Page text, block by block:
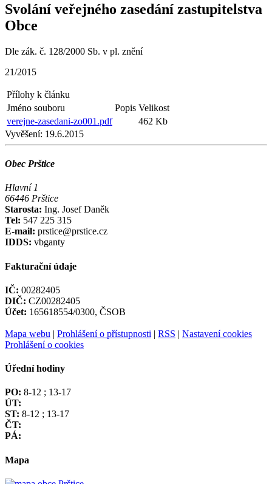
Svolání veřejného zasedání zastupitelstva
Obce
Dle zák. č. 128/2000 Sb. v pl. znění
21/2015
Přílohy k článku
Jméno souboru
Popis Velikost
verejne-zasedani-zo001.pdf
462 Kb
Vyvěšení: 19.6.2015
Obec Prštice
Hlavní 1
66446 Prštice
Starosta: Ing. Josef Daněk
Tel: 547 225 315
E-mail: prstice@prstice.cz
IDDS: vbganty
Fakturační údaje
IČ: 00282405
DIČ: CZ00282405
Účet: 165618554/0300, ČSOB
Mapa webu | Prohlášení o přístupnosti | RSS | Nastavení cookies
Prohlášení o cookies
Úřední hodiny
PO: 8-12 ; 13-17
ÚT:
ST: 8-12 ; 13-17
ČT:
PÁ:
Mapa